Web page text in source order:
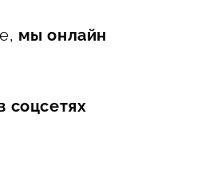
мы онлайн
соцсетях